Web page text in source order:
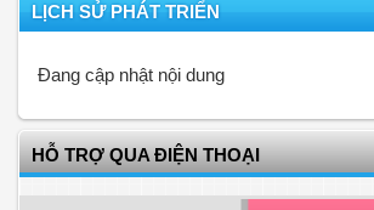
LỊCH SỬ PHÁT TRIỂN
Đang cập nhật nội dung
HỖ TRỢ QUA ĐIỆN THOẠI